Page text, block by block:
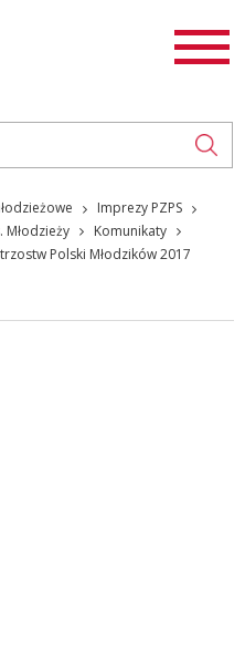
Imprezy PZPS
Młodzieży
Komunikaty
Polski Młodzików 2017